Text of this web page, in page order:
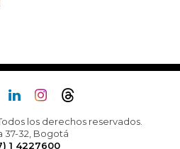
los derechos reservados.
37-32, Bogotá
1 4227600